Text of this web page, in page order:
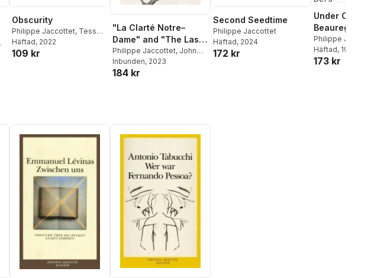
röster:
Obscurity
Philippe Jaccottet, Tess
Lewis
Häftad, 2022
109 kr
"La Clarté Notre–
Dame" and "The Last
Book of the
Madrigals"
Philippe Jaccottet, John
Taylor,José–flore Tappy
Inbunden, 2023
184 kr
Second Seedtime
Philippe Jaccottet
Häftad, 2024
172 kr
Under
Beauregard
Philippe
Häftad, 1994
173 kr